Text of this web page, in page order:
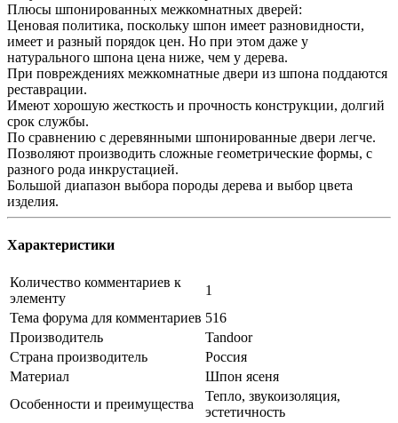
Плюсы шпонированных межкомнатных дверей:
Ценовая политика, поскольку шпон имеет разновидности,
имеет и разный порядок цен. Но при этом даже у
натурального шпона цена ниже, чем у дерева.
При повреждениях межкомнатные двери из шпона поддаются
реставрации.
Имеют хорошую жесткость и прочность конструкции, долгий
срок службы.
По сравнению с деревянными шпонированные двери легче.
Позволяют производить сложные геометрические формы, с
разного рода инкрустацией.
Большой диапазон выбора породы дерева и выбор цвета
изделия.
Характеристики
Количество комментариев к
элементу
1
Тема форума для комментариев 516
Производитель
Tandoor
Страна производитель
Россия
Материал
Шпон ясеня
Особенности и преимущества
Тепло, звукоизоляция,
эстетичность